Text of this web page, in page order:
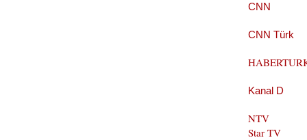
CNN
CNN Türk
Kanal D
NTV
Star TV